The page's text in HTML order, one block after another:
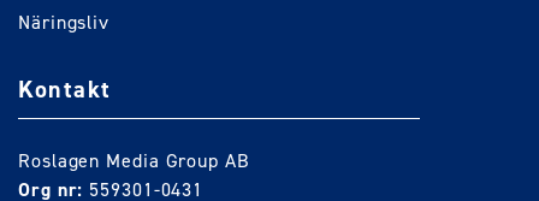
Näringsliv
Kontakt
Roslagen Media Group AB
Org nr: 559301-0431